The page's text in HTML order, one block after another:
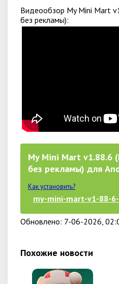
Видеообзор My Mini Mart
без рекламы):
My Mini Mart v1.88.6
без рекламы) для
Как установить?
my-mini-mart-v1-88-
Обновлено: 7-06-2026,
Похожие новости